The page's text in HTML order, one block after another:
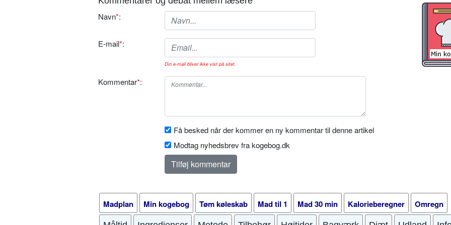
Navn*:
E-mail*:
Din e-mail bliver ikke vist på sitet.
Kommentar*:
Få besked når der kommer en ny kommentar til denne artikel
Modtag nyhedsbrev fra kogebog.dk
Madplan Min kogebog Tøm køleskab Mad til 1 Mad 30 min Kalorieberegner Omregn